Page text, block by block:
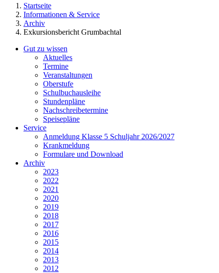
Startseite
Informationen & Service
Archiv
Exkursionsbericht Grumbachtal
Gut zu wissen
Aktuelles
Termine
Veranstaltungen
Oberstufe
Schulbuchausleihe
Stundenpläne
Nachschreibetermine
Speisepläne
Service
Anmeldung Klasse 5 Schuljahr 2026/2027
Krankmeldung
Formulare und Download
Archiv
2023
2022
2021
2020
2019
2018
2017
2016
2015
2014
2013
2012